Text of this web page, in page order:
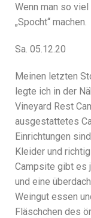
Wenn man so
„Spocht“ machen.
Sa. 05.12.20
Meinen letzten
legte ich in der
Vineyard Rest
ausgestattetes
Einrichtungen
Kleider und
Campsite gibt es
und eine
Weingut essen
Fläschchen des